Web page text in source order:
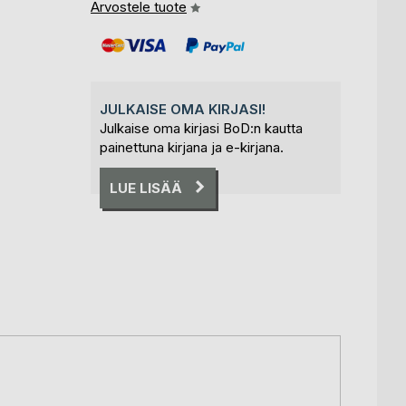
Arvostele tuote
JULKAISE OMA KIRJASI!
Julkaise oma kirjasi BoD:n kautta
painettuna kirjana ja e-kirjana.
LUE LISÄÄ